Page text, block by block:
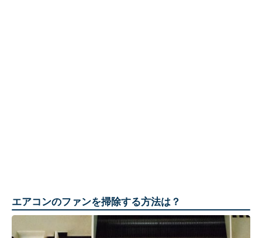
エアコンのファンを掃除する方法は？